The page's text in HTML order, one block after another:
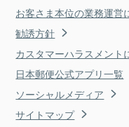
お客さま本位の業務運営
勧誘方針
カスタマーハラスメント
日本郵便公式アプリ一覧
ソーシャルメディア
サイトマップ